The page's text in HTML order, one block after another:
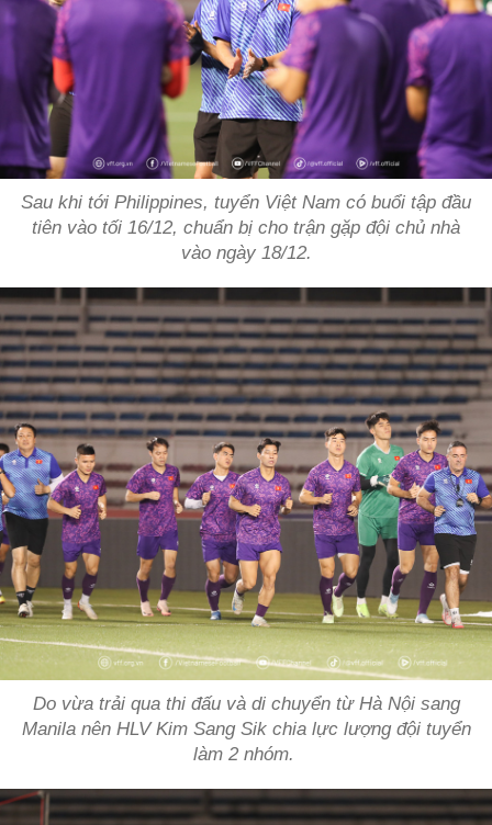
Sau khi tới Philippines, tuyển Việt Nam có buổi tập đầu
tiên vào tối 16/12, chuẩn bị cho trận gặp đội chủ nhà
vào ngày 18/12.
Do vừa trải qua thi đấu và di chuyển từ Hà Nội sang
Manila nên HLV Kim Sang Sik chia lực lượng đội tuyển
làm 2 nhóm.